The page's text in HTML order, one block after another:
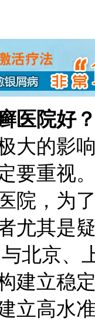
医院好
大的影
要重视
院，为
尤其是
北京、
建立稳
立高水